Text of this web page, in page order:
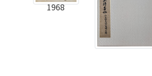
1968